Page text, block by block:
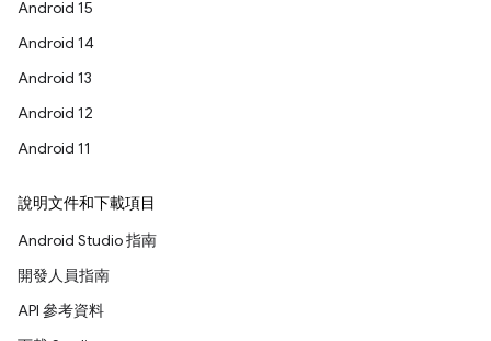
Android 15
Android 14
Android 13
Android 12
Android 11
說明文件和下載項目
Android Studio 指南
開發人員指南
API 參考資料